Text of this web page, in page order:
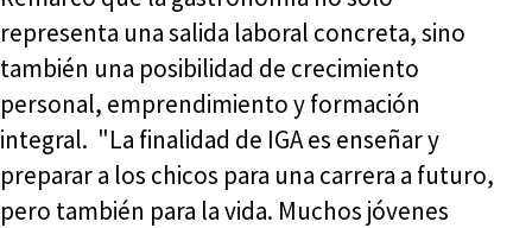
representa una salida laboral concreta, sino
también una posibilidad de crecimiento
personal, emprendimiento y formación
integral. "La finalidad de IGA es enseñar y
preparar a los chicos para una carrera a futuro,
pero también para la vida. Muchos jóvenes